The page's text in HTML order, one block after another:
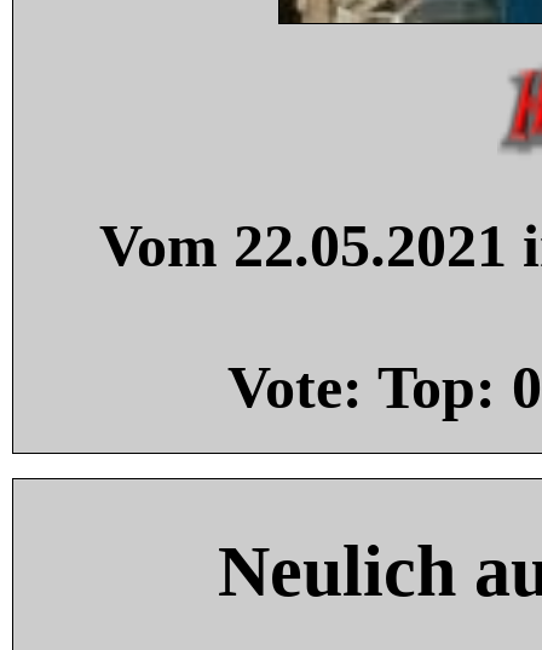
Vom
Vote: Top: 0
Neulich